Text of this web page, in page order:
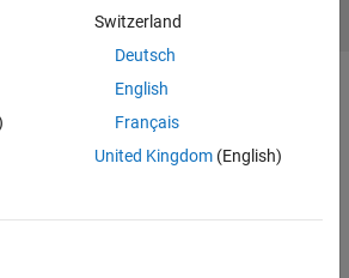
Switzerland
Deutsch
English
Français
United Kingdom(English)